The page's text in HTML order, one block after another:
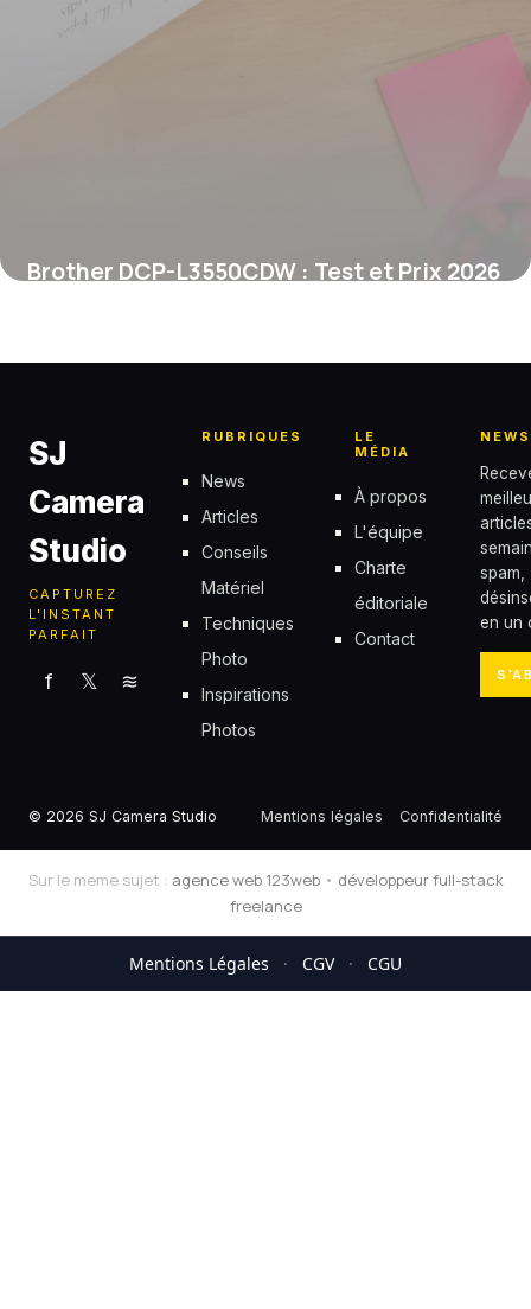
Brother DCP-L3550CDW : Test et Prix 2026
SJ
Camera
Studio
CAPTUREZ
L'INSTANT
PARFAIT
f 𝕏 ≋
RUBRIQUES
News
Articles
Conseils
Matériel
Techniques
Photo
Inspirations
Photos
LE
MÉDIA
À propos
L'équipe
Charte
éditoriale
Contact
spam,
en un
© 2026 SJ Camera Studio Mentions légales Confidentialité
Sur le meme sujet : agence web 123web• développeur full-stack
freelance
Mentions Légales · CGV · CGU